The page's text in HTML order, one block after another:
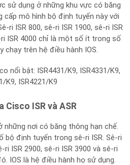
sử dụng ở những khu vực có băng
cấp mô hình bộ định tuyến này với
ri ISR 800, sê-ri ISR 1900, sê-ri ISR
ISR 4000 chỉ là một số ít trong số
chạy trên hệ điều hành IOS.
nổi bật: ISR4431/K9, ISR4331/K9,
K9, ISR4221/K9
Cisco ISR và ASR
những nơi có băng thông hạn chế.
bộ định tuyến trong sê-ri ISR. Sê-ri
ri ISR 2900, sê-ri ISR 3900 và sê-ri
IOS là hệ điều hành họ sử dụng.